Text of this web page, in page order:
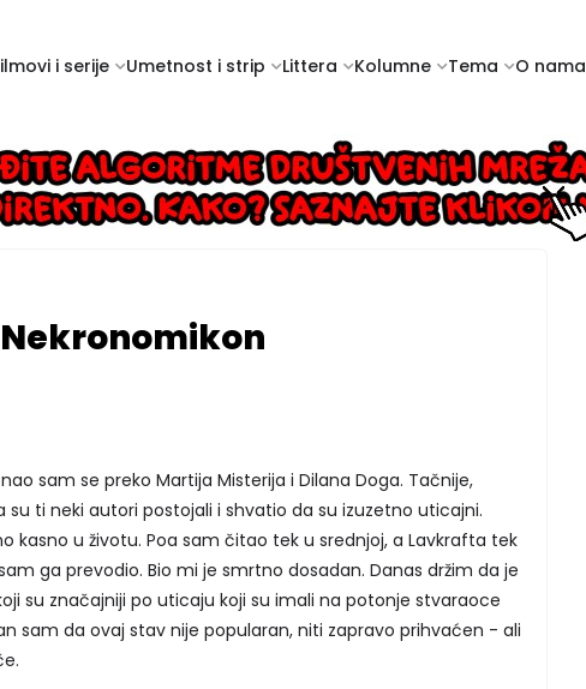
i serije Umetnost i strip Littera Kolumne Tema O nama
sam se preko Martija Misterija i Dilana Doga. Tačnije,
ti neki autori postojali i shvatio da su izuzetno uticajni.
kasno u životu. Poa sam čitao tek u srednjoj, a Lavkrafta tek
ga prevodio. Bio mi je smrtno dosadan. Danas držim da je
su značajniji po uticaju koji su imali na potonje stvaraoce
sam da ovaj stav nije popularan, niti zapravo prihvaćen - ali